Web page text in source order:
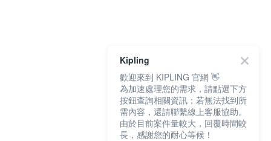
Kipling
歡迎來到 KIPLING 官網 👋
為加速處理您的需求，請點選下方
按鈕查詢相關資訊；若無法找到所
需內容，還請聯繫線上客服協助。
由於目前案件量較大，回覆時間較
長，感謝您的耐心等候！